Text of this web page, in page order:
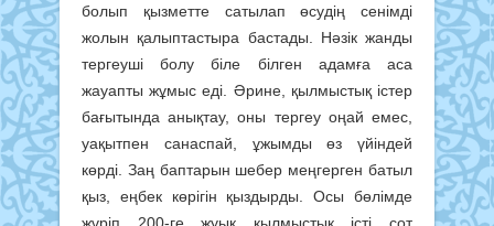
болып қызметте сатылап өсудің сенімді
жолын қалыптастыра бастады. Нәзік жанды
тергеуші болу біле білген адамға аса
жауапты жұмыс еді. Әрине, қылмыстық істер
бағытында анықтау, оны тергеу оңай емес,
уақытпен санаспай, ұжымды өз үйіндей
көрді. Заң баптарын шебер меңгерген батыл
қыз, еңбек көрігін қыздырды. Осы бөлімде